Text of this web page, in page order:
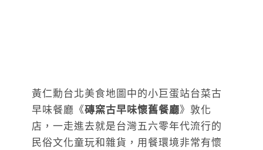
黃仁勳台北美食地圖中的小巨蛋站台菜古
早味餐廳《磚窯古早味懷舊餐廳》敦化
店，一走進去就是台灣五六零年代流行的
民俗文化童玩和雜貨，用餐環境非常有懷